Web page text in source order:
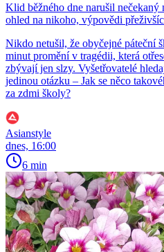
Klid běžného dne narušil
ohled na nikoho, výpovědi
Nikdo netušil, že obyčejné páteční
minut promění v tragédii, která
zbývají jen slzy. Vyšetřovatelé
jedinou otázku – Jak se něco
za zdmi školy?
Asianstyle
dnes, 16:00
6 min